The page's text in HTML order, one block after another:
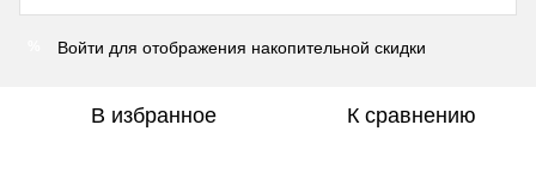
Войти для отображения накопительной скидки
В избранное К сравнению